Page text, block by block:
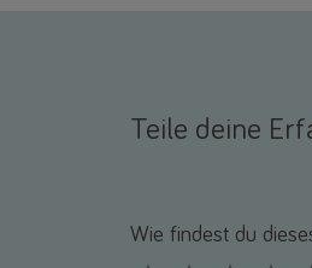
Teile deine
Wie findest du